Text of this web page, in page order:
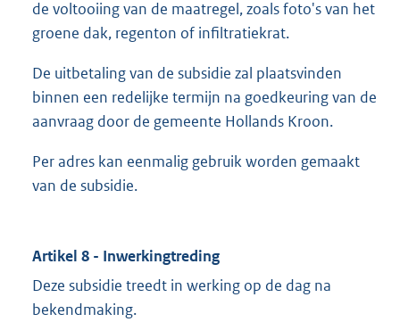
de voltooiing van de maatregel, zoals foto's van het
groene dak, regenton of infiltratiekrat.
De uitbetaling van de subsidie zal plaatsvinden
binnen een redelijke termijn na goedkeuring van de
aanvraag door de gemeente Hollands Kroon.
Per adres kan eenmalig gebruik worden gemaakt
van de subsidie.
Artikel 8 - Inwerkingtreding
Deze subsidie treedt in werking op de dag na
bekendmaking.